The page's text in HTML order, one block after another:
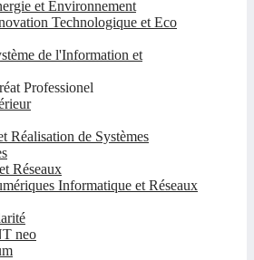
et Environnement
Technologique et Eco
de l'Information et
Professionel
Réalisation de Systèmes
Réseaux
Informatique et Réseaux
neo